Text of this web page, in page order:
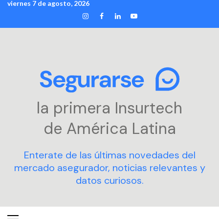
Skip
content
viernes 7 de agosto, 2026
INSTAGRAM
FACEBOOK
LINKEDIN
YOUTUBE
la primera Insurtech
de América Latina
Enterate de las últimas novedades del
mercado asegurador, noticias relevantes y
datos curiosos.